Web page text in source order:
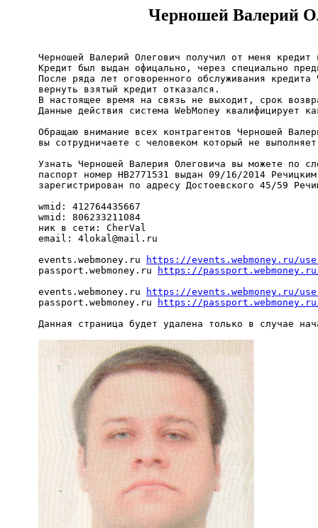
Черношей Валерий
Черношей Валерий Олегович получил от меня
Кредит был выдан офицально, через специально
После ряда лет оговоренного обслуживания
вернуть взятый кредит отказался.
В настоящее время на связь не выходит, срок
Данные действия система WebMoney квалифицирует
Обращаю внимание всех контрагентов Черношей
вы сотрудничаете с человеком который не
Узнать Черношей Валерия Олеговича вы можете по
паспорт номер HB2771531 выдан 09/16/2014
зарегистрирован по адресу Достоевского 45/59
wmid: 412764435667
wmid: 806233211084
ник в сети: CherVal
email: 4lokal@mail.ru
events.webmoney.ru
https://events.webmoney.ru/
passport.webmoney.ru
https://
events.webmoney.ru
https://events.webmoney.ru/
passport.webmoney.ru
https://
Данная страница будет удалена только в случае